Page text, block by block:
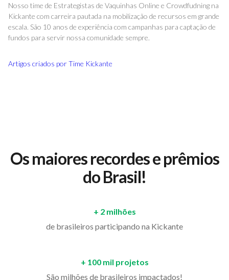
Nosso time de Estrategistas de Vaquinhas Online e Crowdfudning na
Kickante com carreira pautada na mobilização de recursos em grande
escala. São 10 anos de experiência com campanhas para captação de
fundos para servir nossa comunidade sempre.
Artigos criados porTime Kickante
Os maiores recordes e prêmios
do Brasil!
+ 2 milhões
de brasileiros participando na Kickante
+ 100 mil projetos
São milhões de brasileiros impactados!